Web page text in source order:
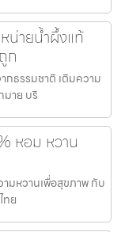
น่ายน้ำผึ้งแท้
ก
ธรรมชาติ เติมความ
มาย บริ
หอม หวาน
มหวานเพื่อสุขภาพ กับ
ทย